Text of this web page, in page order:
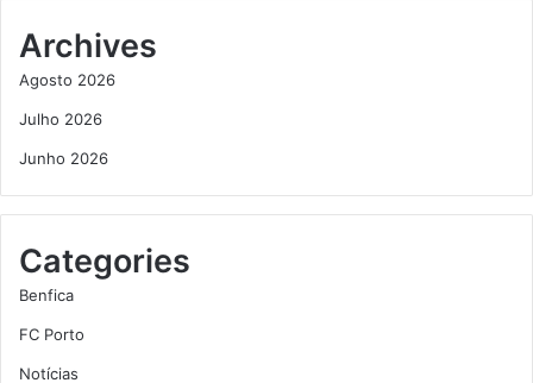
Archives
Agosto 2026
Julho 2026
Junho 2026
Categories
Benfica
FC Porto
Notícias